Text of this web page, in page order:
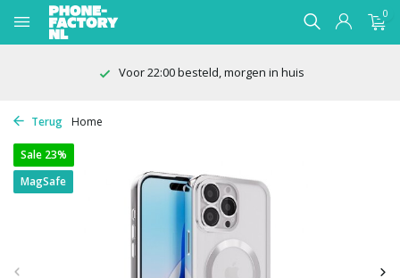
0
100 dagen bedenktijd
Terug Home
Sale 23%
MagSafe